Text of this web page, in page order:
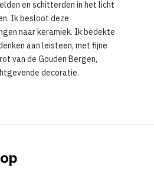
en schitterden in het licht
Ik besloot deze
naar keramiek. Ik bedekte
aan leisteen, met fijne
van de Gouden Bergen,
decoratie.